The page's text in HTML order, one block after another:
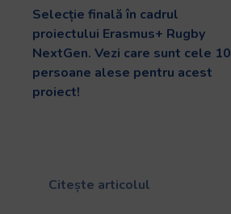
Selecție finală în cadrul
proiectului Erasmus+ Rugby
NextGen. Vezi care sunt cele 10
persoane alese pentru acest
proiect!
Citește articolul